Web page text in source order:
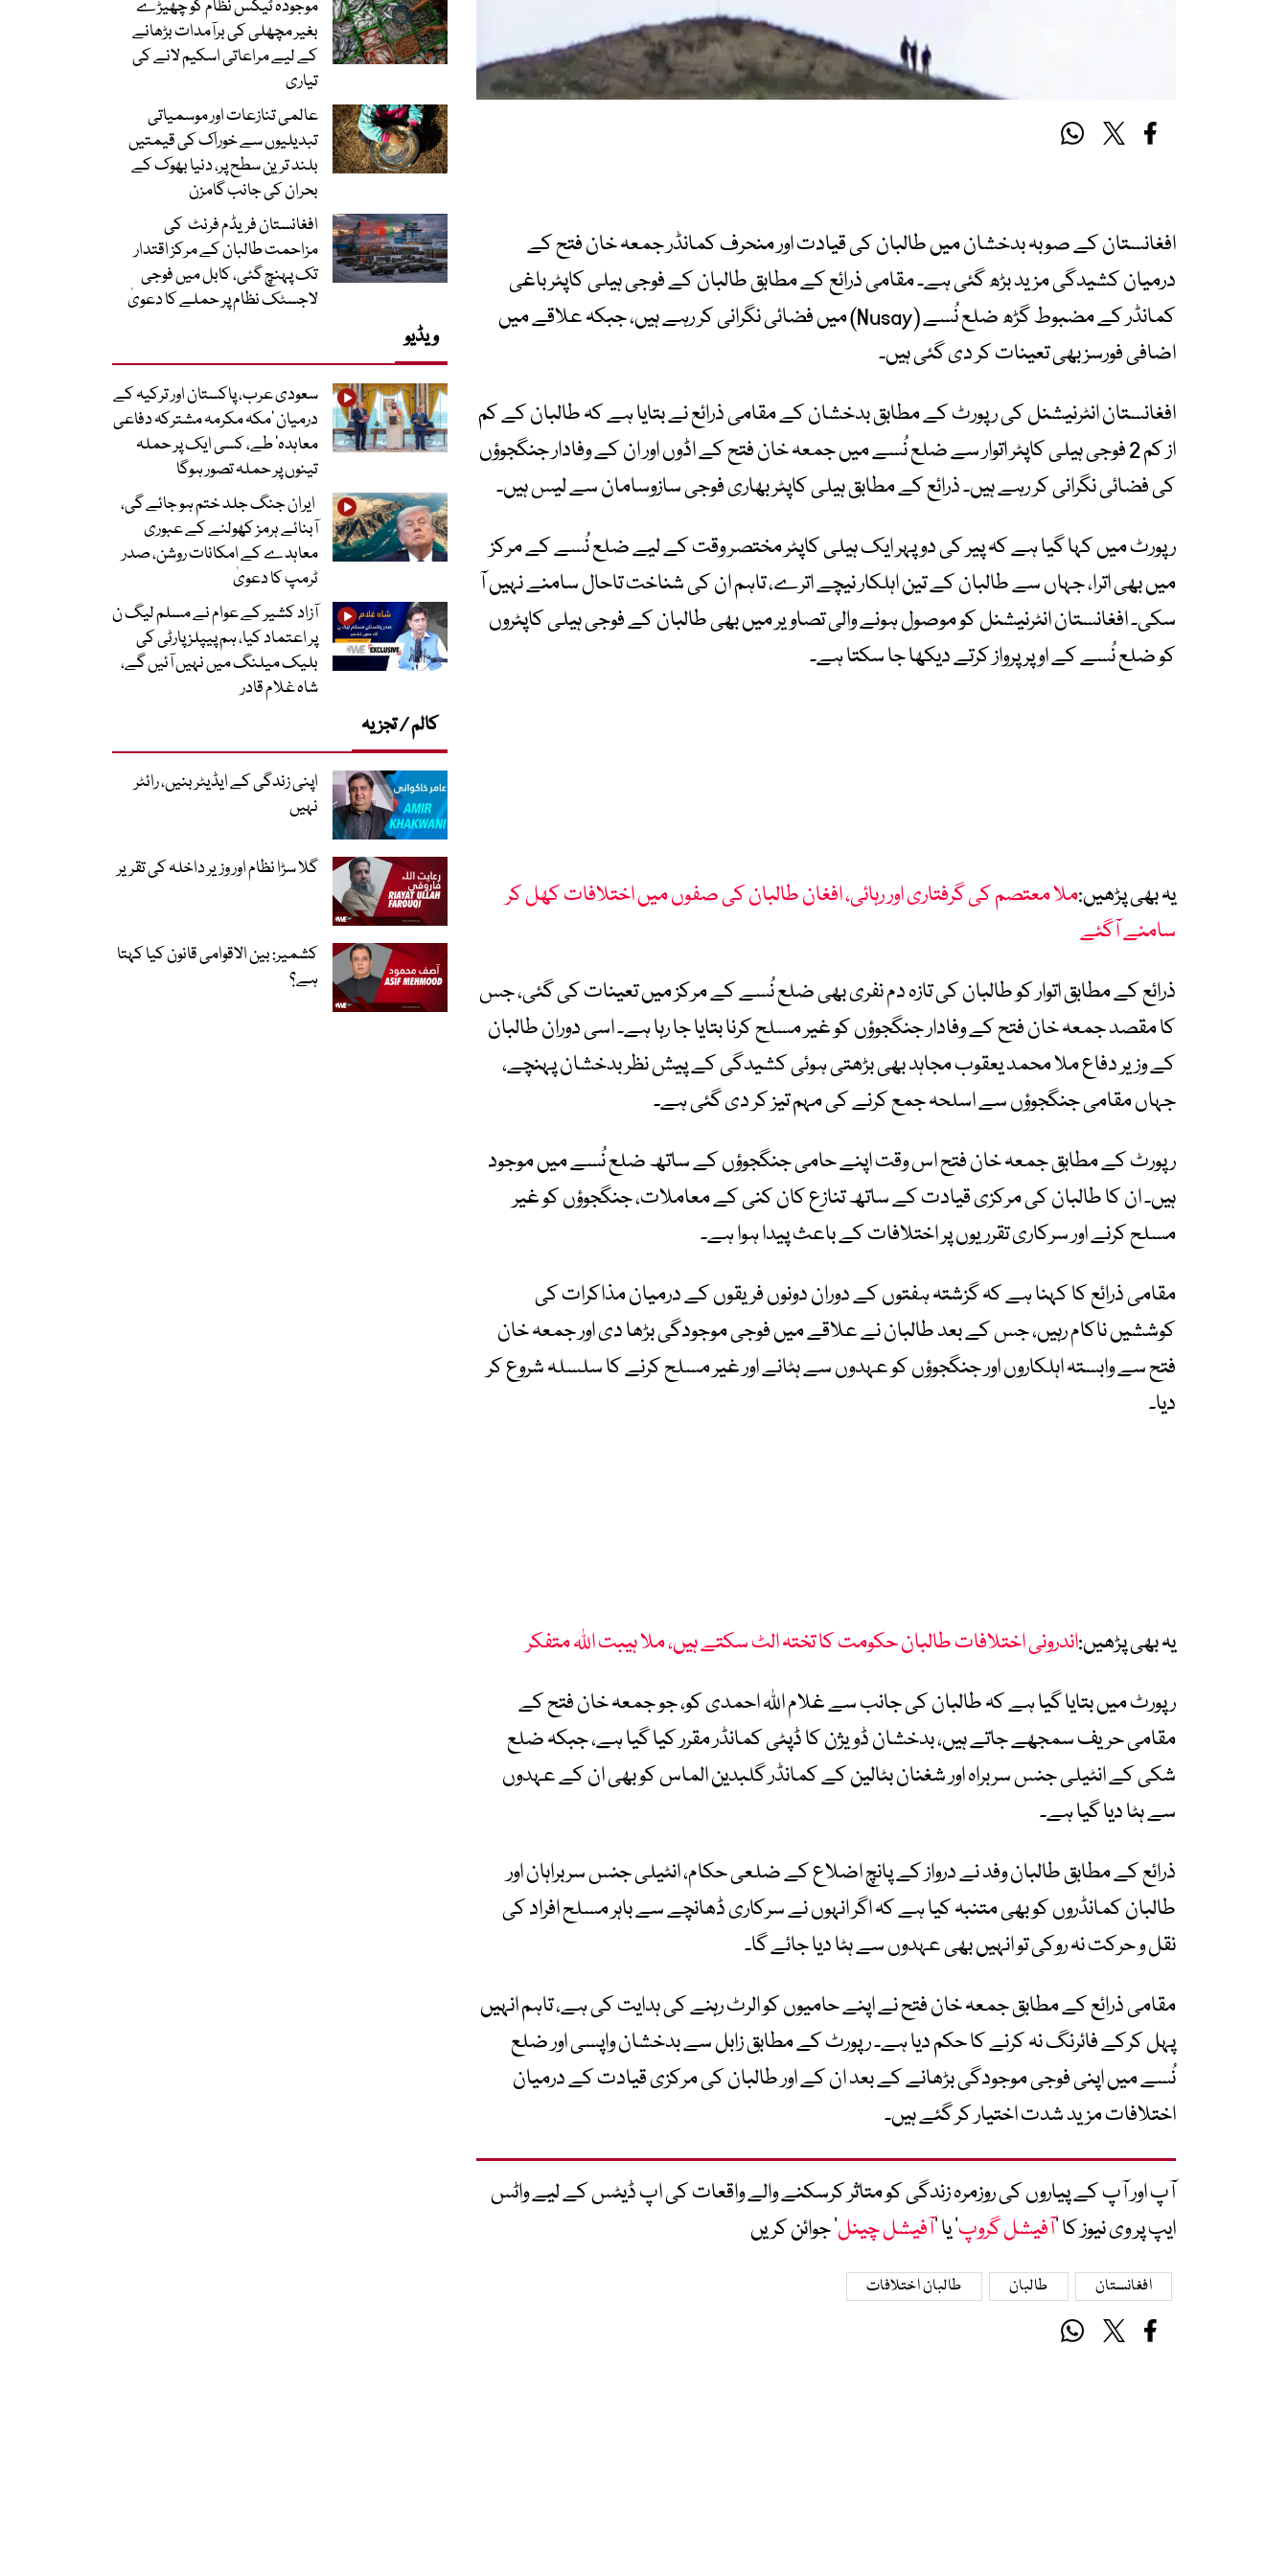
افغانستان کے صوبہ بدخشان میں طالبان کی قیادت اور منحرف کمانڈر جمعہ خان فتح کے
درمیان کشیدگی مزید بڑھ گئی ہے۔ مقامی ذرائع کے مطابق طالبان کے فوجی ہیلی کاپٹر باغی
کمانڈر کے مضبوط گڑھ ضلع نُسے (Nusay) میں فضائی نگرانی کر رہے ہیں، جبکہ علاقے میں
اضافی فورسز بھی تعینات کر دی گئی ہیں۔
افغانستان انٹرنیشنل کی رپورٹ کے مطابق بدخشان کے مقامی ذرائع نے بتایا ہے کہ طالبان کے کم
از کم 2 فوجی ہیلی کاپٹر اتوار سے ضلع نُسے میں جمعہ خان فتح کے اڈوں اور ان کے وفادار جنگجوؤں
کی فضائی نگرانی کر رہے ہیں۔ ذرائع کے مطابق ہیلی کاپٹر بھاری فوجی سازوسامان سے لیس ہیں۔
رپورٹ میں کہا گیا ہے کہ پیر کی دوپہر ایک ہیلی کاپٹر مختصر وقت کے لیے ضلع نُسے کے مرکز
میں بھی اترا، جہاں سے طالبان کے تین اہلکار نیچے اترے، تاہم ان کی شناخت تاحال سامنے نہیں آ
سکی۔ افغانستان انٹرنیشنل کو موصول ہونے والی تصاویر میں بھی طالبان کے فوجی ہیلی کاپٹروں
کو ضلع نُسے کے اوپر پرواز کرتے دیکھا جا سکتا ہے۔
یہ بھی پڑھیں:ملا معتصم کی گرفتاری اور رہائی، افغان طالبان کی صفوں میں اختلافات کھل کر
سامنے آگئے
ذرائع کے مطابق اتوار کو طالبان کی تازہ دم نفری بھی ضلع نُسے کے مرکز میں تعینات کی گئی، جس
کا مقصد جمعہ خان فتح کے وفادار جنگجوؤں کو غیر مسلح کرنا بتایا جا رہا ہے۔ اسی دوران طالبان
کے وزیر دفاع ملا محمد یعقوب مجاہد بھی بڑھتی ہوئی کشیدگی کے پیش نظر بدخشان پہنچے،
جہاں مقامی جنگجوؤں سے اسلحہ جمع کرنے کی مہم تیز کر دی گئی ہے۔
رپورٹ کے مطابق جمعہ خان فتح اس وقت اپنے حامی جنگجوؤں کے ساتھ ضلع نُسے میں موجود
ہیں۔ ان کا طالبان کی مرکزی قیادت کے ساتھ تنازع کان کنی کے معاملات، جنگجوؤں کو غیر
مسلح کرنے اور سرکاری تقرریوں پر اختلافات کے باعث پیدا ہوا ہے۔
مقامی ذرائع کا کہنا ہے کہ گزشتہ ہفتوں کے دوران دونوں فریقوں کے درمیان مذاکرات کی
کوششیں ناکام رہیں، جس کے بعد طالبان نے علاقے میں فوجی موجودگی بڑھا دی اور جمعہ خان
فتح سے وابستہ اہلکاروں اور جنگجوؤں کو عہدوں سے ہٹانے اور غیر مسلح کرنے کا سلسلہ شروع کر
دیا۔
یہ بھی پڑھیں:اندرونی اختلافات طالبان حکومت کا تختہ الٹ سکتے ہیں، ملا ہیبت اللہ متفکر
رپورٹ میں بتایا گیا ہے کہ طالبان کی جانب سے غلام اللہ احمدی کو، جو جمعہ خان فتح کے
مقامی حریف سمجھے جاتے ہیں، بدخشان ڈویژن کا ڈپٹی کمانڈر مقرر کیا گیا ہے، جبکہ ضلع
شکی کے انٹیلی جنس سربراہ اور شغنان بٹالین کے کمانڈر گلبدین الماس کو بھی ان کے عہدوں
سے ہٹا دیا گیا ہے۔
ذرائع کے مطابق طالبان وفد نے درواز کے پانچ اضلاع کے ضلعی حکام، انٹیلی جنس سربراہان اور
طالبان کمانڈروں کو بھی متنبہ کیا ہے کہ اگر انہوں نے سرکاری ڈھانچے سے باہر مسلح افراد کی
نقل و حرکت نہ روکی تو انہیں بھی عہدوں سے ہٹا دیا جائے گا۔
مقامی ذرائع کے مطابق جمعہ خان فتح نے اپنے حامیوں کو الرٹ رہنے کی ہدایت کی ہے، تاہم انہیں
پہل کرکے فائرنگ نہ کرنے کا حکم دیا ہے۔ رپورٹ کے مطابق زابل سے بدخشان واپسی اور ضلع
نُسے میں اپنی فوجی موجودگی بڑھانے کے بعد ان کے اور طالبان کی مرکزی قیادت کے درمیان
اختلافات مزید شدت اختیار کر گئے ہیں۔
آپ اور آپ کے پیاروں کی روزمرہ زندگی کو متاثر کرسکنے والے واقعات کی اپ ڈیٹس کے لیے واٹس
ایپ پر وی نیوز کا ’آفیشل گروپ‘ یا ’آفیشل چینل‘ جوائن کریں
افغانستان طالبان طالبان اختلافات
موجودہ ٹیکس نظام کو چھیڑے
بغیر مچھلی کی برآمدات بڑھانے
کے لیے مراعاتی اسکیم لانے کی
تیاری
عالمی تنازعات اور موسمیاتی
تبدیلیوں سے خوراک کی قیمتیں
بلند ترین سطح پر، دنیا بھوک کے
بحران کی جانب گامزن
افغانستان فریڈم فرنٹ کی
مزاحمت طالبان کے مرکز اقتدار
تک پہنچ گئی، کابل میں فوجی
لاجسٹک نظام پر حملے کا دعویٰ
ویڈیو
سعودی عرب، پاکستان اور ترکیہ کے
درمیان ’مکہ مکرمہ مشترکہ دفاعی
معاہدہ‘ طے، کسی ایک پر حملہ
تینوں پر حملہ تصور ہوگا
ایران جنگ جلد ختم ہو جائے گی،
آبنائے ہرمز کھولنے کے عبوری
معاہدے کے امکانات روشن، صدر
ٹرمپ کا دعویٰ
آزاد کشیر کے عوام نے مسلم لیگ ن
پر اعتماد کیا، ہم پیپلز پارٹی کی
بلیک میلنگ میں نہیں آئیں گے،
شاہ غلام قادر
کالم / تجزیہ
اپنی زندگی کے ایڈیٹر بنیں، رائٹر
نہیں
گلا سڑا نظام اور وزیر داخلہ کی تقریر
کشمیر: بین الاقوامی قانون کیا کہتا
ہے؟